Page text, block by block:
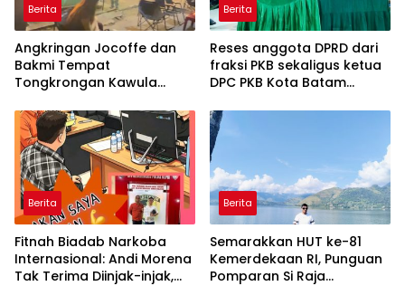
Berita
Angkringan Jocoffe dan
Bakmi Tempat
Tongkrongan Kawula
Pematangsiantar
Berita
Reses anggota DPRD dari
fraksi PKB sekaligus ketua
DPC PKB Kota Batam
usulan Warga Patam
Indah Minta Jalan,
Ambulans, dan Sarana
Olahraga
Berita
Fitnah Biadab Narkoba
Internasional: Andi Morena
Tak Terima Diinjak-injak,
Berita
Semarakkan HUT ke-81
Kemerdekaan RI, Punguan
Pomparan Si Raja